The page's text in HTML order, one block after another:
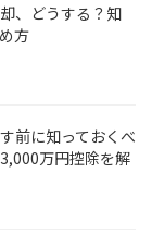
、どうする？知
方
前に知っておくべ
万円控除を解